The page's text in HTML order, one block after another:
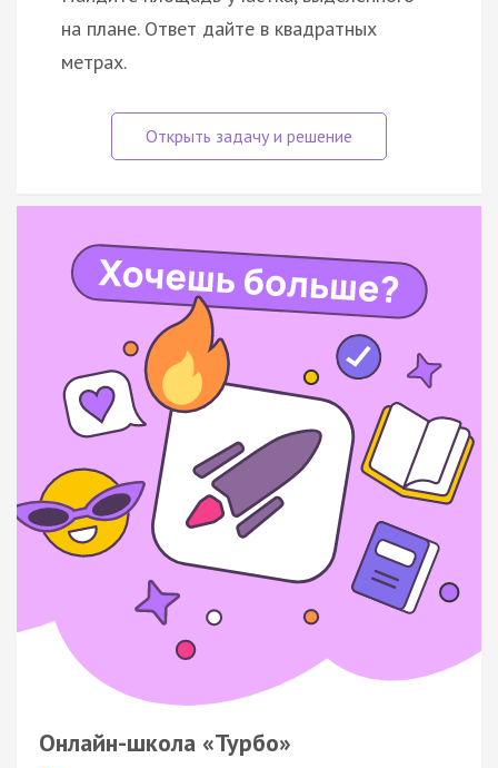
на плане. Ответ дайте в квадратных
метрах.
Онлайн-школа «Турбо»